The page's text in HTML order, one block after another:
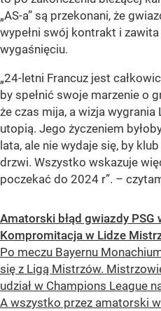
„AS-a” są przekonani, że
wypełni swój kontrakt i
wygaśnięciu.
„24-letni Francuz jest
by spełnić swoje marzenie o
że czas mija, a wizja
utopią. Jego życzeniem
lata, ale nie wydaje się, by
drzwi. Wszystko wskazuje
poczekać do 2024 r”. –
Amatorski błąd gwiazdy PSG
Kompromitacja w Lidze
Po meczu Bayernu
się z Ligą Mistrzów.
udział w Champions League
A wszystko przez amatorski